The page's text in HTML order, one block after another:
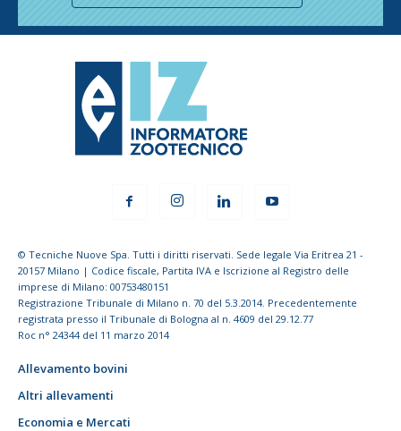
© Tecniche Nuove Spa. Tutti i diritti riservati. Sede legale Via Eritrea 21 -
20157 Milano | Codice fiscale, Partita IVA e Iscrizione al Registro delle
imprese di Milano: 00753480151
Registrazione Tribunale di Milano n. 70 del 5.3.2014. Precedentemente
registrata presso il Tribunale di Bologna al n. 4609 del 29.12.77
Roc n° 24344 del 11 marzo 2014
Allevamento bovini
Altri allevamenti
Economia e Mercati